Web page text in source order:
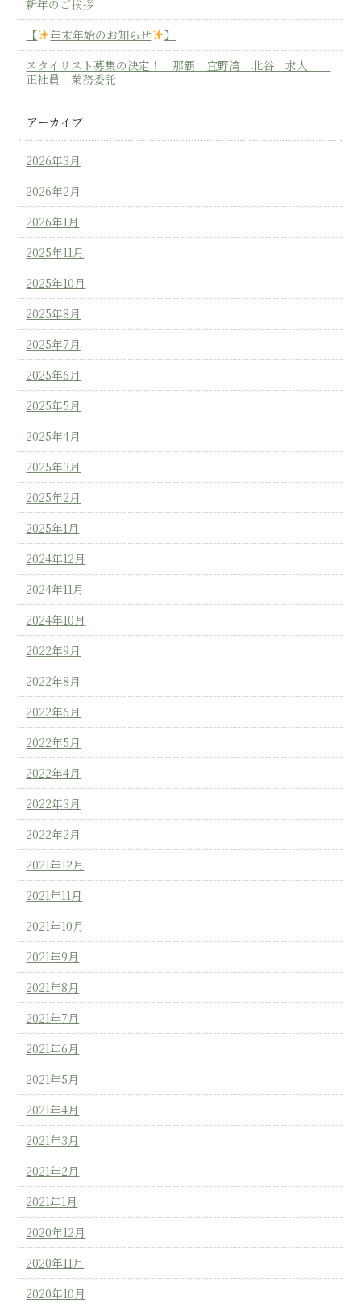
新年のご挨拶
【
年末年始のお知らせ
】
スタイリスト募集の決定！ 那覇 宜野湾 北谷 求人
正社員 業務委託
アーカイブ
2026年3月
2026年2月
2026年1月
2025年11月
2025年10月
2025年8月
2025年7月
2025年6月
2025年5月
2025年4月
2025年3月
2025年2月
2025年1月
2024年12月
2024年11月
2024年10月
2022年9月
2022年8月
2022年6月
2022年5月
2022年4月
2022年3月
2022年2月
2021年12月
2021年11月
2021年10月
2021年9月
2021年8月
2021年7月
2021年6月
2021年5月
2021年4月
2021年3月
2021年2月
2021年1月
2020年12月
2020年11月
2020年10月